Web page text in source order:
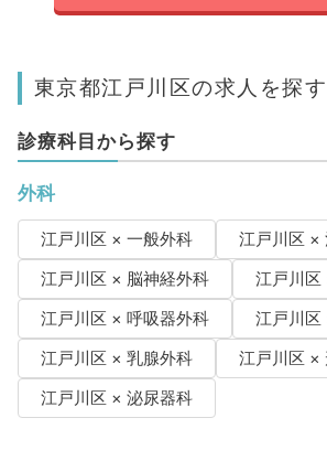
東京都江戸川区の求人を探す
診療科目から探す
外科
江戸川区 × 一般外科
江戸川区 ×
江戸川区 × 脳神経外科
江戸川区
江戸川区 × 呼吸器外科
江戸川区
江戸川区 × 乳腺外科
江戸川区 ×
江戸川区 × 泌尿器科